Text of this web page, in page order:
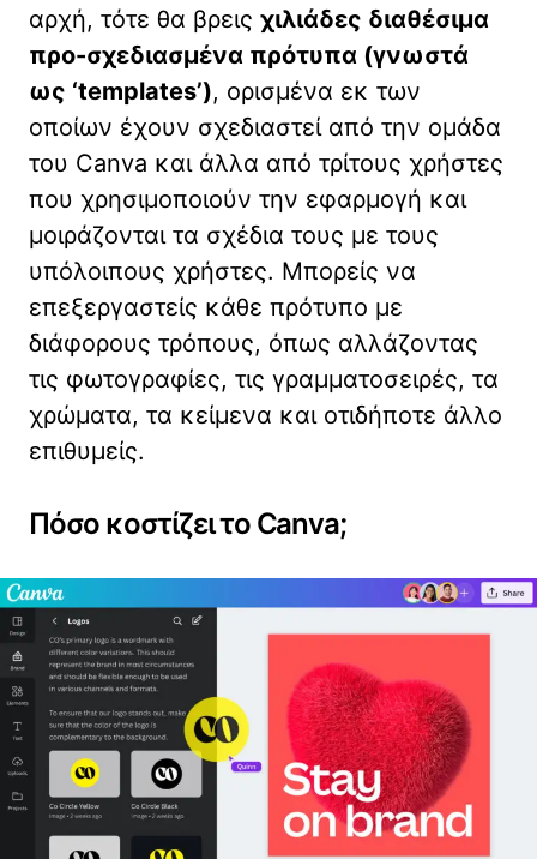
αρχή, τότε θα βρεις χιλιάδες διαθέσιμα
προ-σχεδιασμένα πρότυπα (γνωστά
ως ‘templates’), ορισμένα εκ των
οποίων έχουν σχεδιαστεί από την ομάδα
του Canva και άλλα από τρίτους χρήστες
που χρησιμοποιούν την εφαρμογή και
μοιράζονται τα σχέδια τους με τους
υπόλοιπους χρήστες. Μπορείς να
επεξεργαστείς κάθε πρότυπο με
διάφορους τρόπους, όπως αλλάζοντας
τις φωτογραφίες, τις γραμματοσειρές, τα
χρώματα, τα κείμενα και οτιδήποτε άλλο
επιθυμείς.
Πόσο κοστίζει το Canva;